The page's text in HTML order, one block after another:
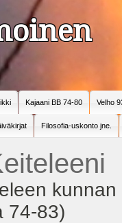
Kajaani BB 74-80 Velho
Filosofia-uskonto jne.
74-83)